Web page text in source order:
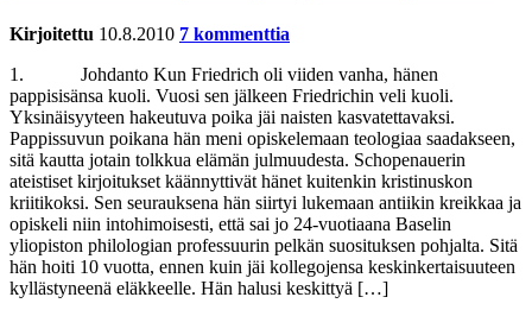
Kirjoitettu 10.8.2010 7 kommenttia
1. Johdanto Kun Friedrich oli viiden vanha, hänen
pappisisänsa kuoli. Vuosi sen jälkeen Friedrichin veli kuoli.
Yksinäisyyteen hakeutuva poika jäi naisten kasvatettavaksi.
Pappissuvun poikana hän meni opiskelemaan teologiaa saadakseen,
sitä kautta jotain tolkkua elämän julmuudesta. Schopenauerin
ateistiset kirjoitukset käännyttivät hänet kuitenkin kristinuskon
kriitikoksi. Sen seurauksena hän siirtyi lukemaan antiikin kreikkaa ja
opiskeli niin intohimoisesti, että sai jo 24-vuotiaana Baselin
yliopiston philologian professuurin pelkän suosituksen pohjalta. Sitä
hän hoiti 10 vuotta, ennen kuin jäi kollegojensa keskinkertaisuuteen
kyllästyneenä eläkkeelle. Hän halusi keskittyä […]